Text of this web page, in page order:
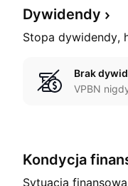
Dywidendy
Stopa dywidendy,
Brak
VPBN
Kondycja
Sytuacja